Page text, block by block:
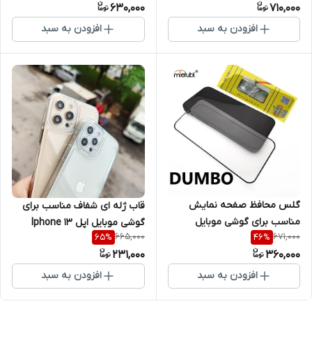
ProMax
710,000
افزودن به سبد
630,000
افزودن به سبد
گلس محافظ صفحه نمایش
مناسب برای گوشی موبایل
سامسونگ Iphone 13 ProMax
671,000
46%
360,000
افزودن به سبد
قاب ژله ای شفاف مناسب برای
گوشی موبایل اپل Iphone 13
ProMax
665,000
65%
231,000
افزودن به سبد